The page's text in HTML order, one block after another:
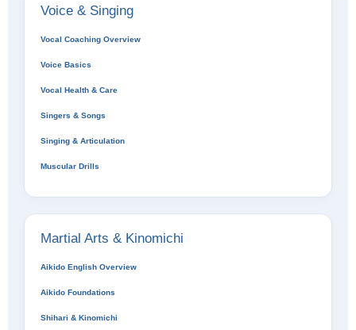
Voice & Singing
Vocal Coaching Overview
Voice Basics
Vocal Health & Care
Singers & Songs
Singing & Articulation
Muscular Drills
Martial Arts & Kinomichi
Aikido English Overview
Aikido Foundations
Shihari & Kinomichi